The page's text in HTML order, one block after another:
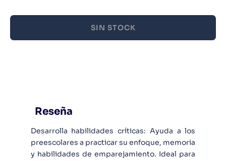
SIN STOCK
Reseña
Desarrolla habilidades críticas: Ayuda a los
preescolares a practicar su enfoque, memoria
y habilidades de emparejamiento. Ideal para